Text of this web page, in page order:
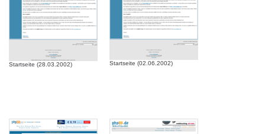
Startseite (28.03.2002) Startseite (02.06.2002)